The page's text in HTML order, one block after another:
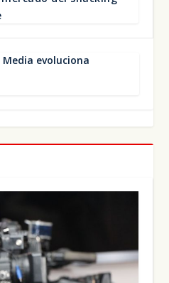
Media evo­lu­cio­na